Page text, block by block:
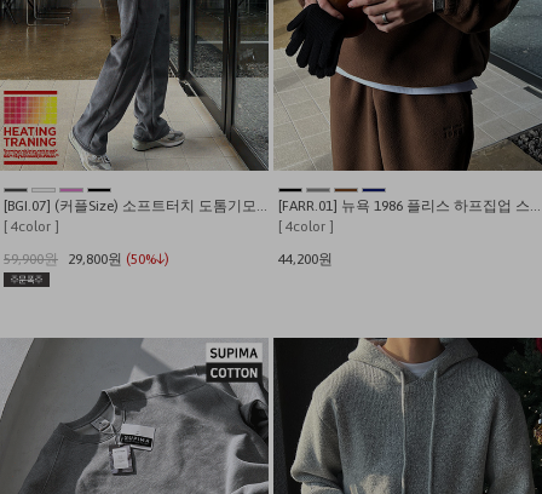
[BGI.07] (커플Size) 소프트터치 도톰기모 코듀로이 트레이닝 셋업
[ 4color ]
59,900원
29,800원 (50%↓)
[FARR.01] 뉴욕 1986 플리스 하프집업 스트링 맨투맨
[ 4color ]
44,200원